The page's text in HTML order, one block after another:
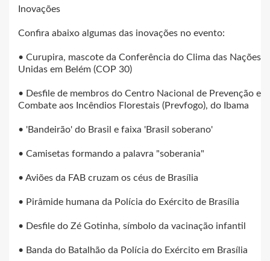
Inovações
Confira abaixo algumas das inovações no evento:
• Curupira, mascote da Conferência do Clima das Nações
Unidas em Belém (COP 30)
• Desfile de membros do Centro Nacional de Prevenção e
Combate aos Incêndios Florestais (Prevfogo), do Ibama
• 'Bandeirão' do Brasil e faixa 'Brasil soberano'
• Camisetas formando a palavra "soberania"
• Aviões da FAB cruzam os céus de Brasília
• Pirâmide humana da Polícia do Exército de Brasília
• Desfile do Zé Gotinha, símbolo da vacinação infantil
• Banda do Batalhão da Polícia do Exército em Brasília